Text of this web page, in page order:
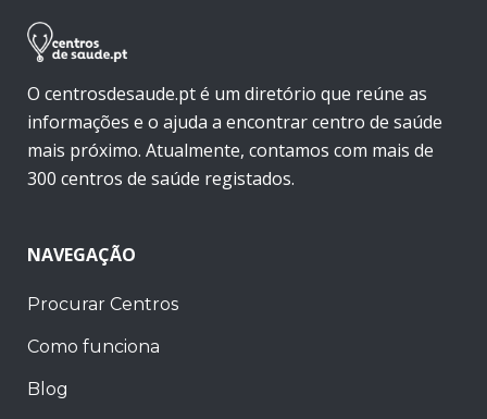
O centrosdesaude.pt é um diretório que reúne as
informações e o ajuda a encontrar centro de saúde
mais próximo. Atualmente, contamos com mais de
300 centros de saúde registados.
NAVEGAÇÃO
Procurar Centros
Como funciona
Blog